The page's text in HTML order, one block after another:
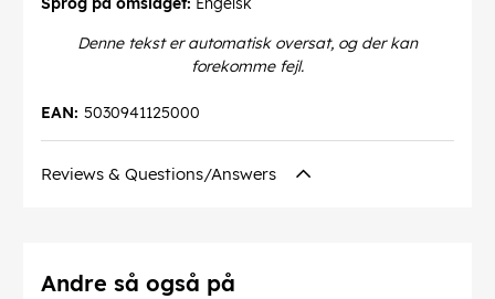
Denne tekst er automatisk oversat, og der kan
forekomme fejl.
5030941125000
EAN:
Reviews & Questions/Answers
Andre så også på